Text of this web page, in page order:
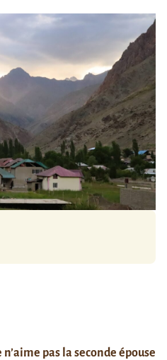
n’aime pas la seconde épouse